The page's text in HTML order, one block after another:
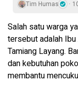
Tim Humas
Salah satu warga
tersebut adalah Ibu
Tamiang Layang.
dan kebutuhan
membantu